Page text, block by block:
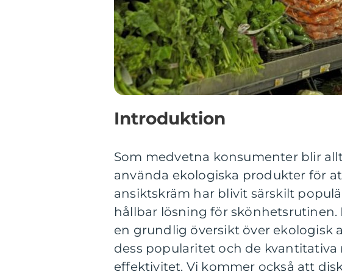
Introduktion
Som medvetna konsumenter blir
använda ekologiska produkter för
ansiktskräm har blivit särskilt
hållbar lösning för
en grundlig översikt över ekologisk
dess popularitet och de
effektivitet. Vi kommer också att